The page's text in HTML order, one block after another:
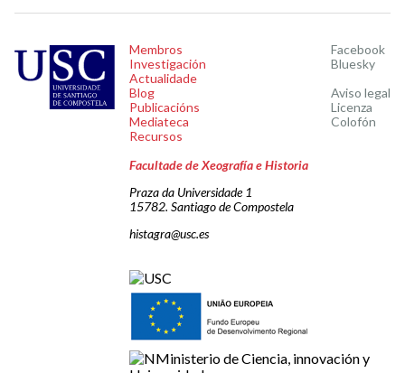
Membros
Investigación
Actualidade
Blog
Publicacións
Mediateca
Recursos
Facebook
Bluesky
Aviso legal
Licenza
Colofón
Facultade de Xeografía e Historia
Praza da Universidade 1
15782. Santiago de Compostela
histagra@usc.es